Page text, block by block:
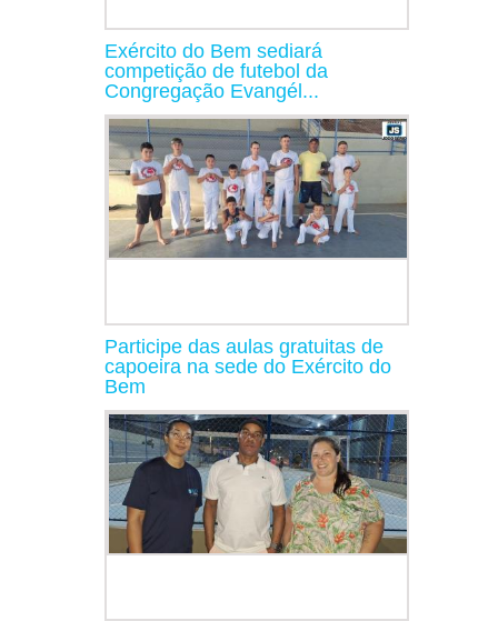
Exército do Bem sediará
competição de futebol da
Congregação Evangél...
Participe das aulas gratuitas de
capoeira na sede do Exército do
Bem